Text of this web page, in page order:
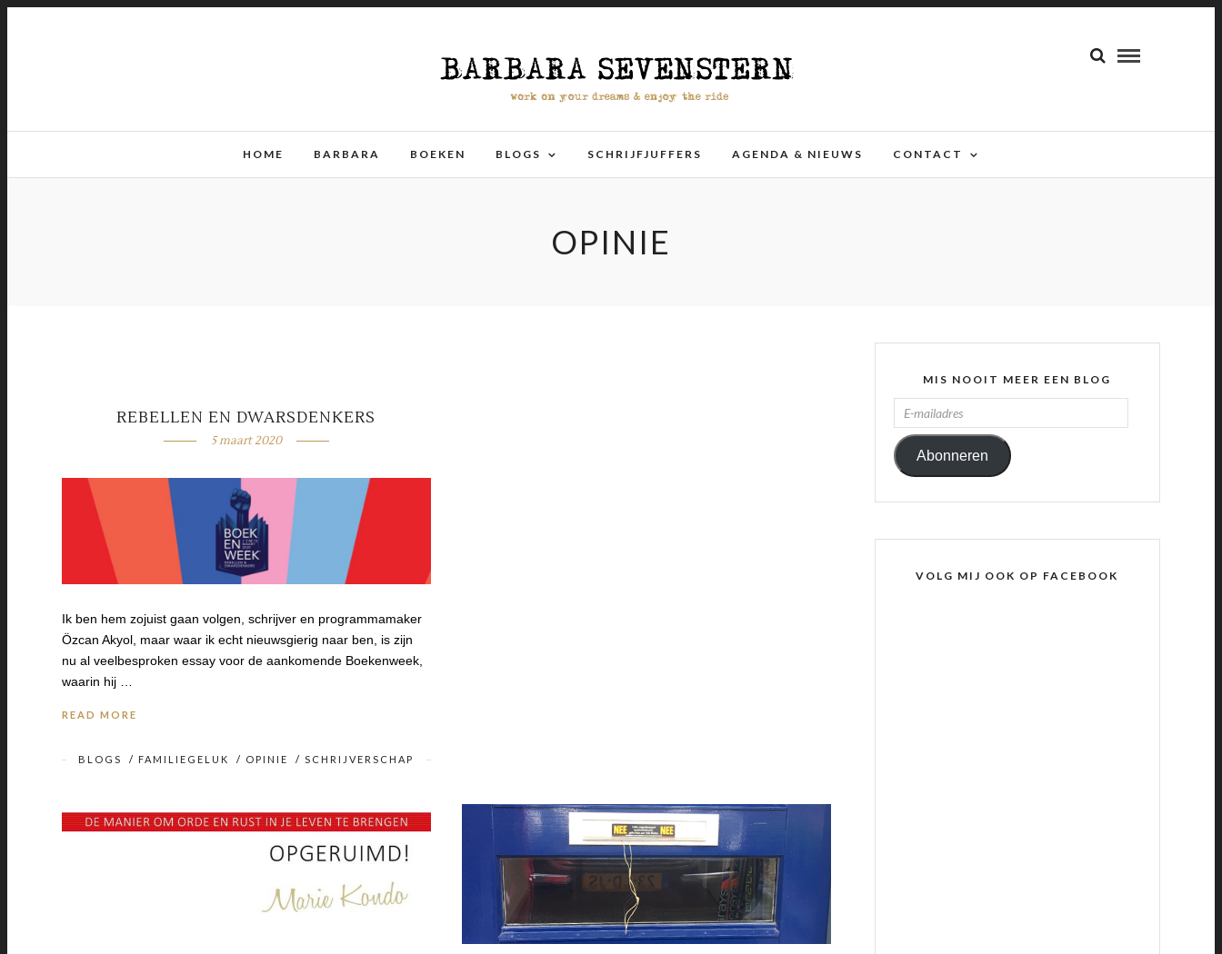
HOME BARBARA BOEKEN BLOGS SCHRIJFJUFFERS AGENDA & NIEUWS CONTACT
OPINIE
REBELLEN EN DWARSDENKERS
5 maart 2020
Ik ben hem zojuist gaan volgen, schrijver en programmamaker
Özcan Akyol, maar waar ik echt nieuwsgierig naar ben, is zijn
nu al veelbesproken essay voor de aankomende Boekenweek,
waarin hij …
READ MORE
BLOGS / FAMILIEGELUK / OPINIE /SCHRIJVERSCHAP
MIS NOOIT MEER EEN BLOG
MAILADRES
Abonneren
VOLG MIJ OOK OP FACEBOOK